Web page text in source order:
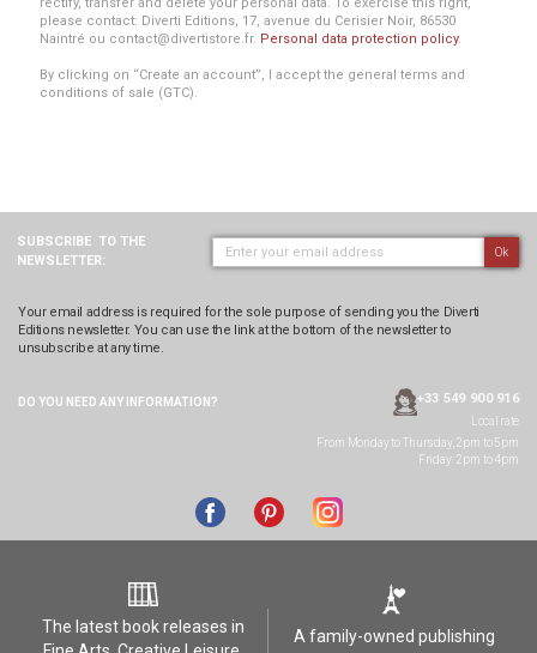
please contact: Diverti Editions, 17, avenue du Cerisier Noir, 86530
Naintré ou contact@divertistore.fr. Personal data protection policy.
By clicking on “Create an account”, I accept the general terms and
conditions of sale (GTC).
SUBSCRIBE TO THE
NEWSLETTER:
Ok
Your email address is required for the sole purpose of sending you the Diverti
Editions newsletter. You can use the link at the bottom of the newsletter to
unsubscribe at any time.
DO YOU NEED ANY INFORMATION? +33 549 900 916
Local rate
From Monday to Thursday, 2pm to 5pm
Friday: 2pm to 4pm
The latest book releases in
A family-owned publishing